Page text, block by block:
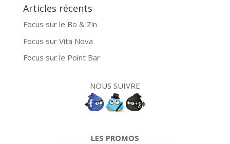
Articles récents
Focus sur le Bo & Zin
Focus sur Vita Nova
Focus sur le Point Bar
NOUS SUIVRE
LES PROMOS